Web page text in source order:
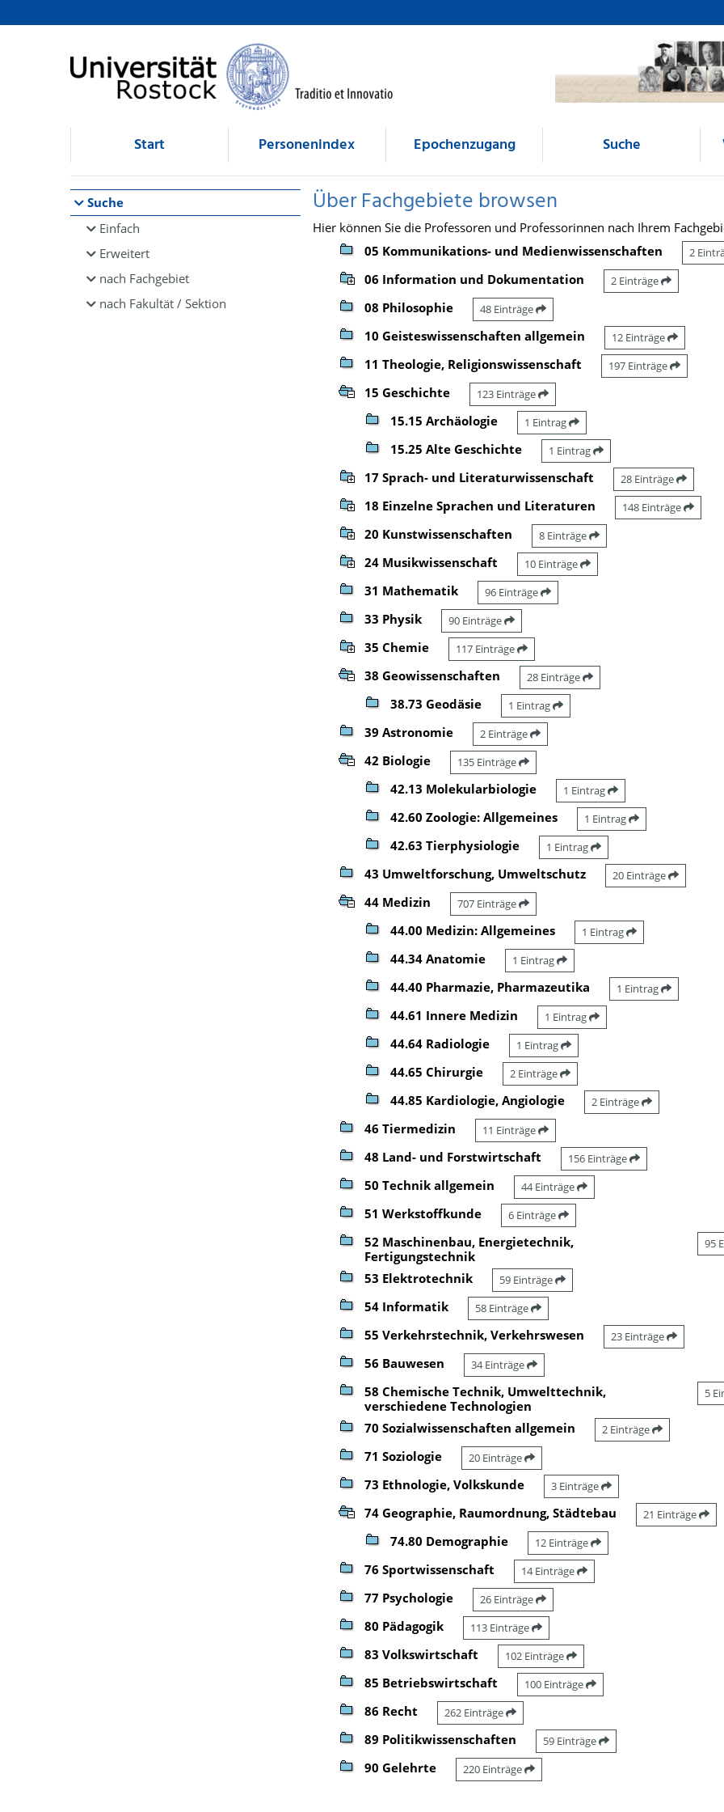
Browsen
direkt zum Inhalt
Start Personenindex Epochenzugang Suche
Suche
Einfach
Erweitert
nach Fachgebiet
nach Fakultät / Sektion
Über Fachgebiete browsen
Hier können Sie die Professoren und Professorinnen nach Ihrem
05 Kommunikations- und Medienwissenschaften
2
06 Information und Dokumentation 2 Einträge
08 Philosophie 48 Einträge
10 Geisteswissenschaften allgemein 12 Einträge
11 Theologie, Religionswissenschaft 197 Einträge
15 Geschichte 123 Einträge
15.15 Archäologie 1 Eintrag
15.25 Alte Geschichte 1 Eintrag
17 Sprach- und Literaturwissenschaft 28 Einträge
18 Einzelne Sprachen und Literaturen 148 Einträge
20 Kunstwissenschaften 8 Einträge
24 Musikwissenschaft 10 Einträge
31 Mathematik 96 Einträge
33 Physik 90 Einträge
35 Chemie 117 Einträge
38 Geowissenschaften 28 Einträge
38.73 Geodäsie 1 Eintrag
39 Astronomie 2 Einträge
42 Biologie 135 Einträge
42.13 Molekularbiologie 1 Eintrag
42.60 Zoologie: Allgemeines 1 Eintrag
42.63 Tierphysiologie 1 Eintrag
43 Umweltforschung, Umweltschutz 20 Einträge
44 Medizin 707 Einträge
44.00 Medizin: Allgemeines 1 Eintrag
44.34 Anatomie 1 Eintrag
44.40 Pharmazie, Pharmazeutika 1 Eintrag
44.61 Innere Medizin 1 Eintrag
44.64 Radiologie 1 Eintrag
44.65 Chirurgie 2 Einträge
44.85 Kardiologie, Angiologie 2 Einträge
46 Tiermedizin 11 Einträge
48 Land- und Forstwirtschaft 156 Einträge
50 Technik allgemein 44 Einträge
51 Werkstoffkunde 6 Einträge
52 Maschinenbau, Energietechnik,
Fertigungstechnik
95
53 Elektrotechnik 59 Einträge
54 Informatik 58 Einträge
55 Verkehrstechnik, Verkehrswesen 23 Einträge
56 Bauwesen 34 Einträge
58 Chemische Technik, Umwelttechnik,
verschiedene Technologien
5
70 Sozialwissenschaften allgemein 2 Einträge
71 Soziologie 20 Einträge
73 Ethnologie, Volkskunde 3 Einträge
74 Geographie, Raumordnung, Städtebau 21 Einträge
74.80 Demographie 12 Einträge
76 Sportwissenschaft 14 Einträge
77 Psychologie 26 Einträge
80 Pädagogik 113 Einträge
83 Volkswirtschaft 102 Einträge
85 Betriebswirtschaft 100 Einträge
86 Recht 262 Einträge
89 Politikwissenschaften 59 Einträge
90 Gelehrte 220 Einträge